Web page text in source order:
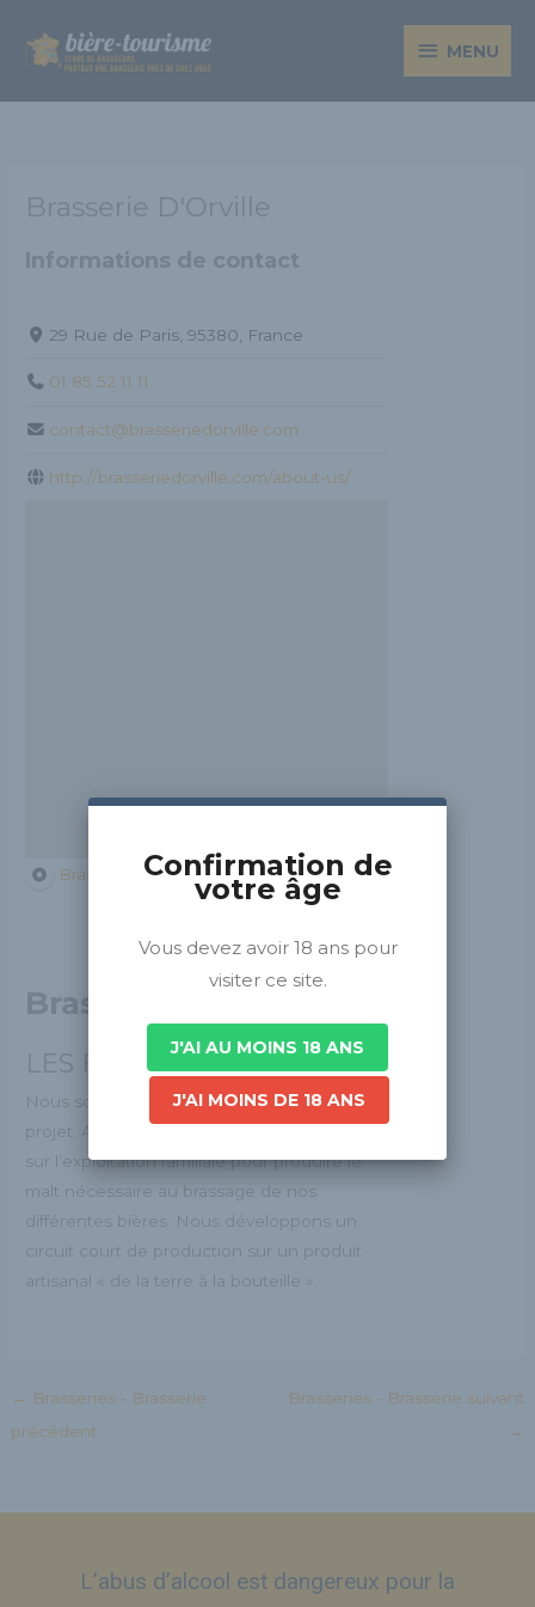
contenu
MENU
MENU
Brasserie D'Orville
Informations de contact
29 Rue de Paris, 95380, France
01 85 52 11 11
contact@brasseriedorville.com
http://brasseriedorville.com/about-us/
Brasseurs de France Île-de-France
Brasserie D'Orville
LES FRÈRES BRASSEURS
Nous sommes deux frères à l’origine de ce
projet. Agriculteurs nous cultivons de l’orge
sur l’exploitation familiale pour produire le
malt nécessaire au brassage de nos
différentes bières. Nous développons un
circuit court de production sur un produit
artisanal « de la terre à la bouteille ».
← Brasseries - Brasserie
précédent
Brasseries - Brasserie suivant
→
L’abus d’alcool est dangereux pour la
Confirmation de
votre âge
Vous devez avoir 18 ans pour
visiter ce site.
J'AI AU MOINS 18 ANS
J'AI MOINS DE 18 ANS